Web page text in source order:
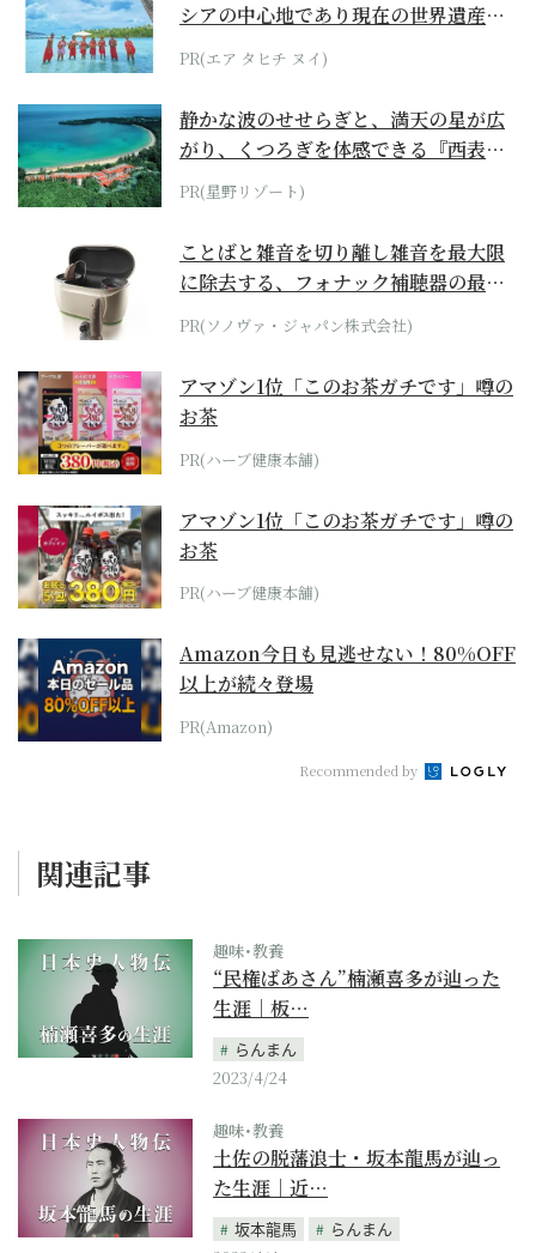
シアの中心地であり現在の世界遺産か
らみえてくる...
PR(エア タヒチ ヌイ)
静かな波のせせらぎと、満天の星が広
がり、くつろぎを体感できる『西表島
ホテル by...
PR(星野リゾート)
ことばと雑音を切り離し雑音を最大限
に除去する、フォナック補聴器の最上
位モデル
PR(ソノヴァ・ジャパン株式会社)
アマゾン1位「このお茶ガチです」噂の
お茶
PR(ハーブ健康本舗)
アマゾン1位「このお茶ガチです」噂の
お茶
PR(ハーブ健康本舗)
Amazon今日も見逃せない！80%OFF
以上が続々登場
PR(Amazon)
Recommended by
関連記事
趣味･教養
“民権ばあさん”楠瀬喜多が辿った
生涯｜板…
らんまん
2023/4/24
趣味･教養
土佐の脱藩浪士・坂本龍馬が辿っ
た生涯｜近…
坂本龍馬
らんまん